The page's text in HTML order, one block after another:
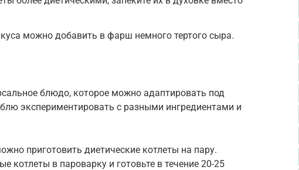
можно добавить в фарш немного тертого сыра.
блюдо, которое можно адаптировать под
экспериментировать с разными ингредиентами и
приготовить диетические котлеты на пару.
котлеты в пароварку и готовьте в течение 20-25